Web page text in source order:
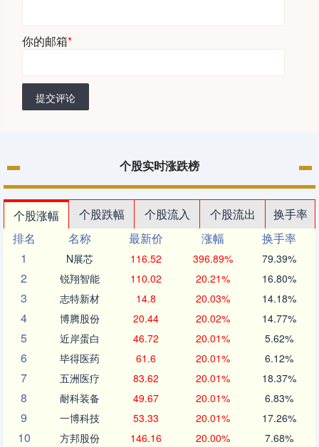
你的邮箱*
提交评论
个股实时涨跌榜
个股涨幅 个股跌幅 个股流入 个股流出
换手率
排名
名称 最新价 涨幅
换手率
1
N展芯 116.52 396.89% 79.39%
2 锐翔智能 110.02 20.21% 16.80%
3 志特新材 14.8 20.03% 14.18%
4 博腾股份 20.44 20.02% 14.77%
5 近岸蛋白 46.72 20.01% 5.62%
6 毕得医药 61.6 20.01% 6.12%
7 五洲医疗 83.62 20.01% 18.37%
8 耐科装备 49.67 20.01% 6.83%
9 一博科技 53.33 20.01% 17.26%
10 方邦股份 146.16 20.00% 7.68%